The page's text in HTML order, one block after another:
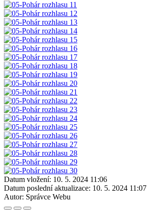
Datum vložení: 10. 5. 2024 11:06
Datum poslední aktualizace: 10. 5. 2024 11:07
Autor: Správce Webu